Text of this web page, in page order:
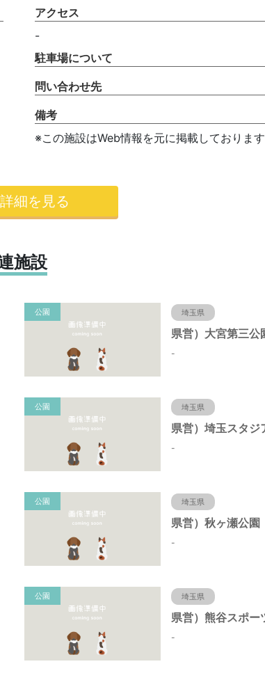
アクセス
-
駐車場について
問い合わせ先
備考
※この施設はWeb情報を元に掲載しております
細を見る
施設
公園 埼玉県
-
公園 埼玉県
-
公園 埼玉県
-
公園 埼玉県
-